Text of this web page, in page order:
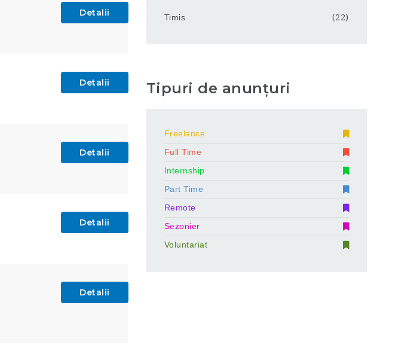
Detalii
Detalii
Detalii
Detalii
Detalii
Timis (22)
Tipuri de anunțuri
Freelance
Full Time
Internship
Part Time
Remote
Sezonier
Voluntariat